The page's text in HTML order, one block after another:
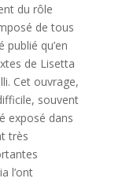
du rôle
de tous
qu’en
de Lisetta
Cet ouvrage,
souvent
exposé dans
très
l’ont